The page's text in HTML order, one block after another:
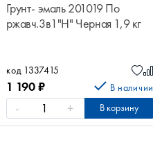
Грунт- эмаль 201019 По
ржавч.3в1"Н" Черная 1,9 кг
код 1337415
1 190₽ В наличии
- + В корзину